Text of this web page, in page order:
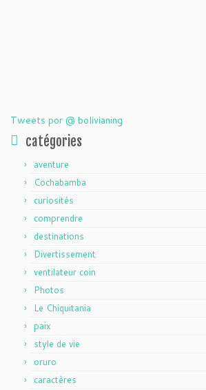
Tweets por @ bolivianing
catégories
aventure
Cochabamba
curiosités
comprendre
destinations
Divertissement
ventilateur coin
Photos
Le Chiquitania
paix
style de vie
oruro
caractères